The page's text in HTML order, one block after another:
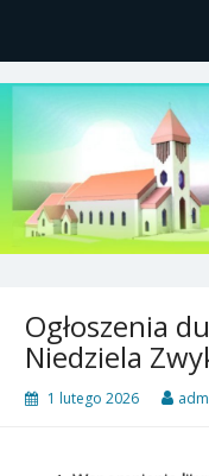
Parafia
Gutkowo, ul.
Ogłoszenia
Niedziela
1 lutego 2026